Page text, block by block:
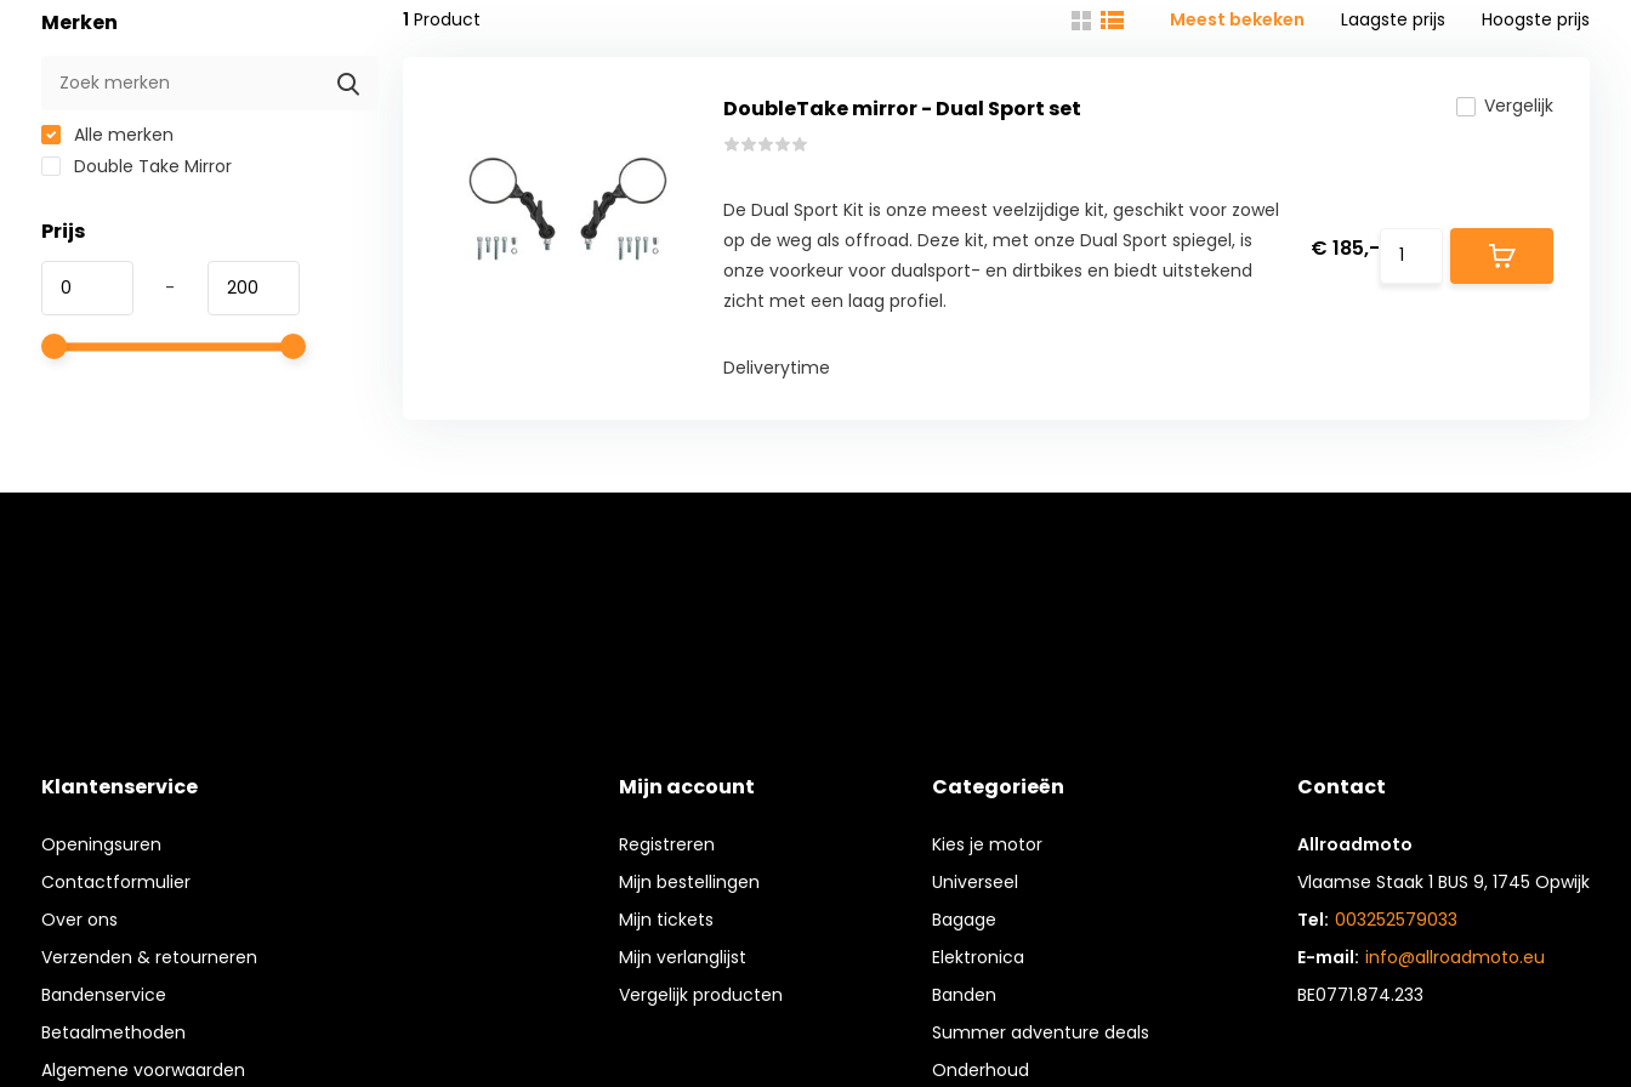
Merken
Alle merken
Double Take Mirror
Prijs
-
1 Product Meest bekeken Laagste prijs Hoogste prijs
DoubleTake mirror - Dual Sport set
De Dual Sport Kit is onze meest veelzijdige kit, geschikt voor zowel
op de weg als offroad. Deze kit, met onze Dual Sport spiegel, is
onze voorkeur voor dualsport- en dirtbikes en biedt uitstekend
zicht met een laag profiel.
Deliverytime
Vergelijk
€ 185,-
Klantenservice
Openingsuren
Contactformulier
Over ons
Verzenden & retourneren
Bandenservice
Betaalmethoden
Algemene voorwaarden
Mijn account
Registreren
Mijn bestellingen
Mijn tickets
Mijn verlanglijst
Vergelijk producten
Categorieën
Kies je motor
Universeel
Bagage
Elektronica
Banden
Summer adventure deals
Onderhoud
Contact
Allroadmoto
Vlaamse Staak 1 BUS 9, 1745 Opwijk
Tel: 003252579033
E-mail: info@allroadmoto.eu
BE0771.874.233